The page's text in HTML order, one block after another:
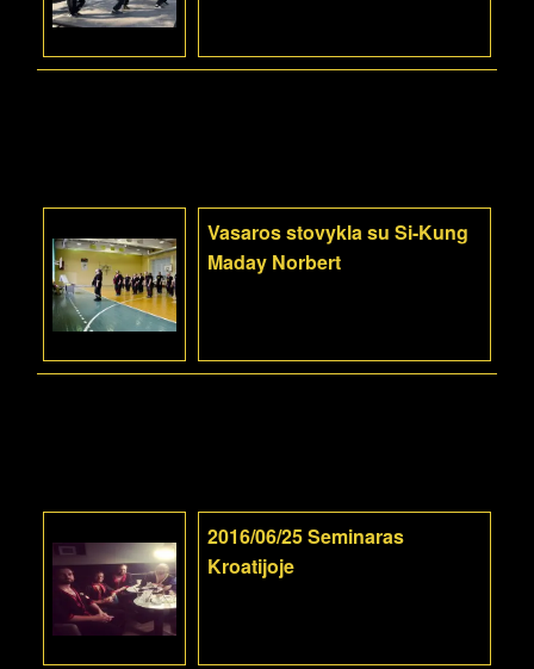
Vasaros stovykla su Si-Kung
Maday Norbert
2016/06/25 Seminaras
Kroatijoje